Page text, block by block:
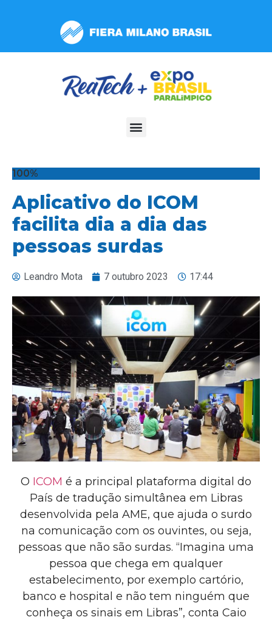
inclui
100%
Aplicativo do ICOM
facilita dia a dia das
pessoas surdas
Leandro Mota 7 outubro 2023 17:44
O ICOM é a principal plataforma digital do
País de tradução simultânea em Libras
desenvolvida pela AME, que ajuda o surdo
na comunicação com os ouvintes, ou seja,
pessoas que não são surdas. “Imagina uma
pessoa que chega em qualquer
estabelecimento, por exemplo cartório,
banco e hospital e não tem ninguém que
conheça os sinais em Libras”, conta Caio